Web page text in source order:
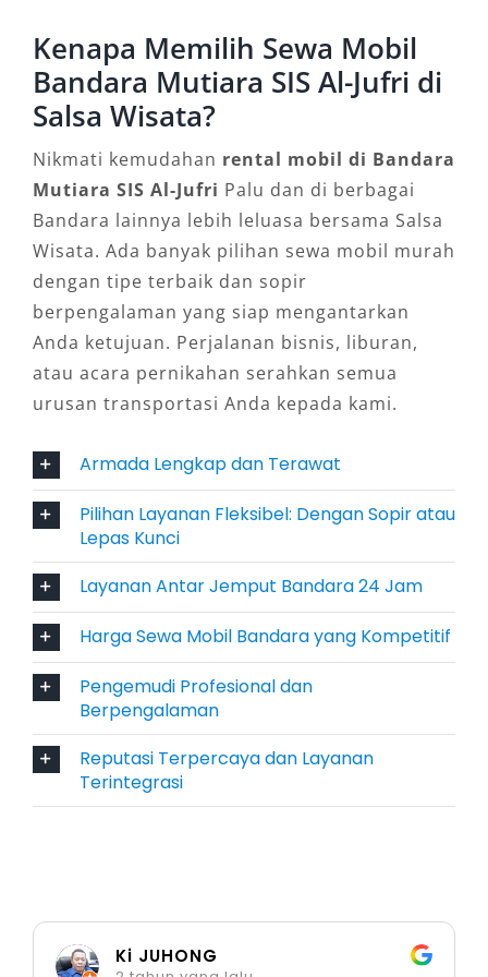
menjadi pilihan ideal bagi Anda yang mencari
rental mobil terjangkau di Bandara Palu. Mobil
ini tangguh di berbagai kondisi jalan, hemat
bahan bakar, dan cocok untuk perjalanan
singkat, antar jemput bandara, atau aktivitas
harian di dalam kota.
6. Toyota Fortuner
Untuk Anda yang membutuhkan kendaraan
SUV dengan performa tinggi, Toyota Fortuner
siap mendukung perjalanan ke luar kota
dengan kenyamanan dan kestabilan maksimal.
lengkap, menjadikannya pilihan tepat bagi
penyewa yang mengutamakan keamanan,
prestise, dan tenaga di medan menantang.
7. Mitsubishi Pajero
Mitsubishi Pajero menawarkan kemewahan
sejati dalam kategori SUV mewah. Suspensi
empuk, tenaga besar, dan interior elegan
menjadikannya kendaraan terbaik untuk rental
mobil mewah Bandara Palu. Cocok bagi tamu
penting atau perjalanan eksklusif dengan
standar kenyamanan tingkat tinggi.
Dengan desain futuristik dan fitur lengkap,
Mitsubishi Xpander adalah pilihan favorit
Kenapa Memilih Sewa Mobil
Bandara Mutiara SIS Al-Jufri di
Salsa Wisata?
Nikmati kemudahan rental mobil di Bandara
Mutiara SIS Al-Jufri Palu dan di berbagai
Bandara lainnya lebih leluasa bersama Salsa
Wisata. Ada banyak pilihan sewa mobil murah
dengan tipe terbaik dan sopir
berpengalaman yang siap mengantarkan
Anda ketujuan. Perjalanan bisnis, liburan,
atau acara pernikahan serahkan semua
urusan transportasi Anda kepada kami.
Armada Lengkap dan Terawat
Pilihan Layanan Fleksibel: Dengan Sopir atau
Lepas Kunci
Layanan Antar Jemput Bandara 24 Jam
Harga Sewa Mobil Bandara yang Kompetitif
Pengemudi Profesional dan
Berpengalaman
Reputasi Terpercaya dan Layanan
Terintegrasi
Ki JUHONG